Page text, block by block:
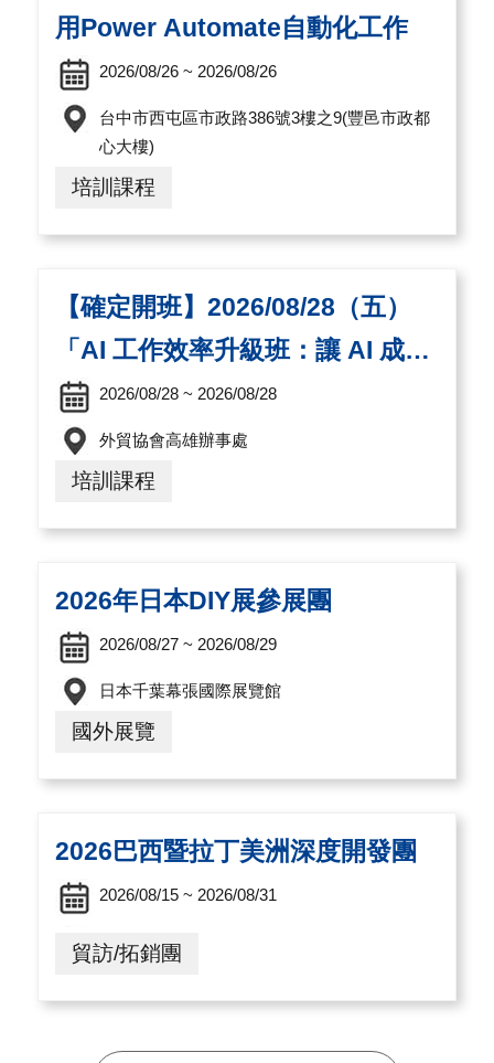
用Power Automate自動化工作
2026/08/26 ~ 2026/08/26
台中市西屯區市政路386號3樓之9(豐邑市政都
心大樓)
培訓課程
【確定開班】2026/08/28（五）
「AI 工作效率升級班：讓 AI 成為
您的第二個助理」（高雄實體+線
上直播）
2026/08/28 ~ 2026/08/28
外貿協會高雄辦事處
培訓課程
2026年日本DIY展參展團
2026/08/27 ~ 2026/08/29
日本千葉幕張國際展覽館
國外展覽
2026巴西暨拉丁美洲深度開發團
2026/08/15 ~ 2026/08/31
貿訪/拓銷團